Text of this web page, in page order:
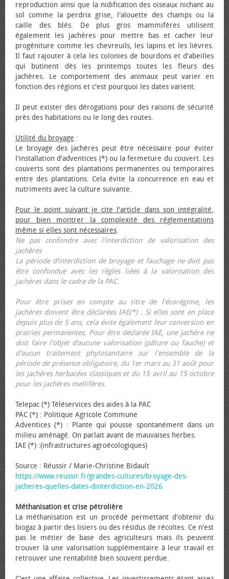
reproduction ainsi que la nidification des oiseaux nichant au
sol comme la perdrix grise, l'alouette des champs ou la
caille des blés. De plus gros mammifères utilisent
également les jachères pour mettre bas et cacher leur
progéniture comme les chevreuils, les lapins et les lièvres.
Il faut rajouter à cela les colonies de bourdons et d'abeilles
qui butinent dès les printemps toutes les fleurs des
jachères. Le comportement des animaux peut varier en
fonction des régions et c'est pourquoi les dates varient.
Il peut exister des dérogations pour des raisons de sécurité
près des habitations ou le long des routes.
Utilité du broyage :
Le broyage des jachères peut être nécessaire pour éviter
l'installation d'adventices (*) ou la fermeture du couvert. Les
couverts sont des plantations permanentes ou temporaires
entre des plantations. Cela évite la concurrence en eau et
nutriments avec la culture suivante.
Pour le point suivant je cite l'article dans son intégralité,
pour bien montrer la complexité des réglementations
même si elles sont nécessaires.
Ne pas confondre avec l'interdiction de valorisation des
jachères
La période d’interdiction de broyage et fauchage ne doit pas
être confondue avec les règles liées à la valorisation des
jachères dans le cadre de la PAC.
Pour être prises en compte au titre de l'écorégime, les
jachères doivent être déclarées IAE(*) . Si elles sont en place
depuis plus de 5 ans, cela évite également leur conversion en
prairies permanentes. Pour être déclarée IAE, une jachère ne
doit faire l'objet d’aucune valorisation (pâture ou fauche) et
d'aucun traitement phytosanitaire sur l'ensemble de la
période de présence obligatoire, du 1er mars au 31 août pour
les jachères herbacées classiques et du 15 avril au 15 octobre
pour les jachères mellifères.
Telepac (*) Téléservices des aides à la PAC
PAC (*) : Politique Agricole Commune
Adventices (*) : Plante qui pousse spontanément dans un
milieu aménagé. On parlait avant de mauvaises herbes.
IAE (*) :(infrastructures agroécologiques)
Source : Réussir / Marie-Christine Bidault
https://www.reussir.fr/grandes-cultures/broyage-des-
jacheres-quelles-dates-dinterdiction-en-2026
Méthanisation et crise pétrolière
La méthanisation est un procédé permettant d'obtenir du
biogaz à partir des lisiers ou des résidus de récoltes. Ce n'est
pas le métier de base des agriculteurs mais ils peuvent
trouver là une valorisation supplémentaire à leur travail et
retrouver une rentabilité bien souvent perdue.